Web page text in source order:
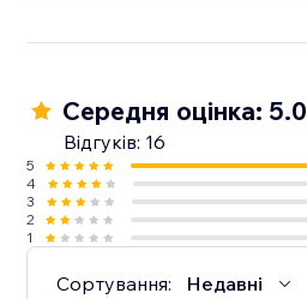
Середня оцінка: 5.0
Відгуків: 16
5
4
3
2
1
Сортування: Недавні